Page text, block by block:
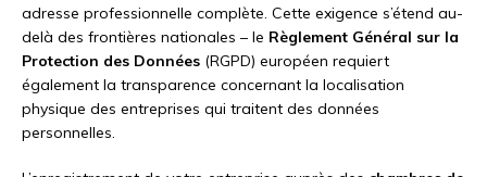
adresse professionnelle complète. Cette exigence s’étend au-
delà des frontières nationales – le Règlement Général sur la
Protection des Données (RGPD) européen requiert
également la transparence concernant la localisation
physique des entreprises qui traitent des données
personnelles.